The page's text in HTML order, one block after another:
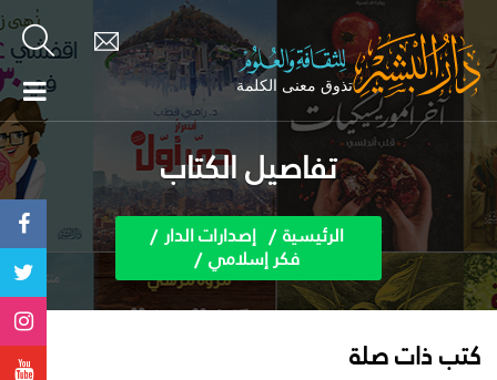
تفاصيل الكتاب
الرئيسية إصدارات الدار
فكر إسلامي
كتب ذات صلة